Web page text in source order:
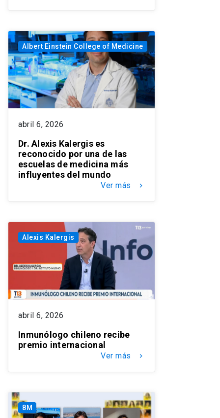
Albert Einstein College of Medicine
abril 6, 2026
Dr. Alexis Kalergis es
reconocido por una de las
escuelas de medicina más
influyentes del mundo
Ver más keyboard_arrow_right
Alexis Kalergis
abril 6, 2026
Inmunólogo chileno recibe
premio internacional
Ver más keyboard_arrow_right
8M